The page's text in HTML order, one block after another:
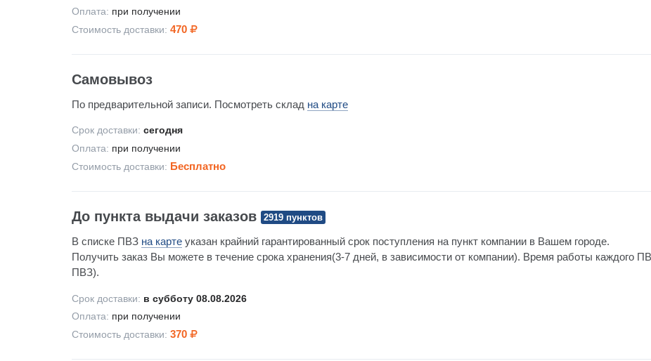
Оплата: при получении
Стоимость доставки: 470
Самовывоз
По предварительной записи. Посмотреть склад на карте
Срок доставки: сегодня
Оплата: при получении
Стоимость доставки: Бесплатно
До пункта выдачи заказов 2919 пунктов
В списке ПВЗ на карте указан крайний гарантированный срок поступления на пункт компании в Вашем городе.
Получить заказ Вы можете в течение срока хранения(3-7 дней, в зависимости от компании). Время работы каждого
ПВЗ).
Срок доставки: в субботу 08.08.2026
Оплата: при получении
Стоимость доставки: 370